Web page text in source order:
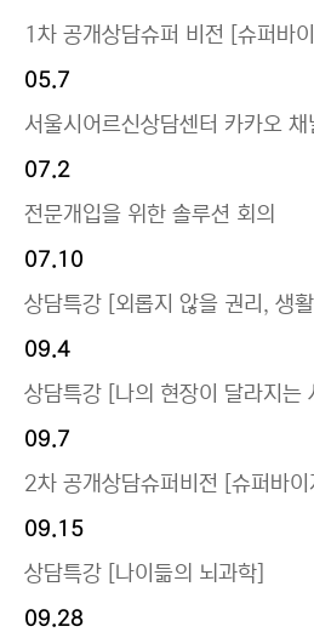
1차 공개상담슈퍼 비전 [슈퍼바
05.7
서울시어르신상담센터 카카오 채
07.2
전문개입을 위한 솔루션 회의
07.10
상담특강 [외롭지 않을 권리, 생활
09.4
상담특강 [나의 현장이 달라지는
09.7
2차 공개상담슈퍼비전 [슈퍼바이
09.15
상담특강 [나이듦의 뇌과학]
09.28